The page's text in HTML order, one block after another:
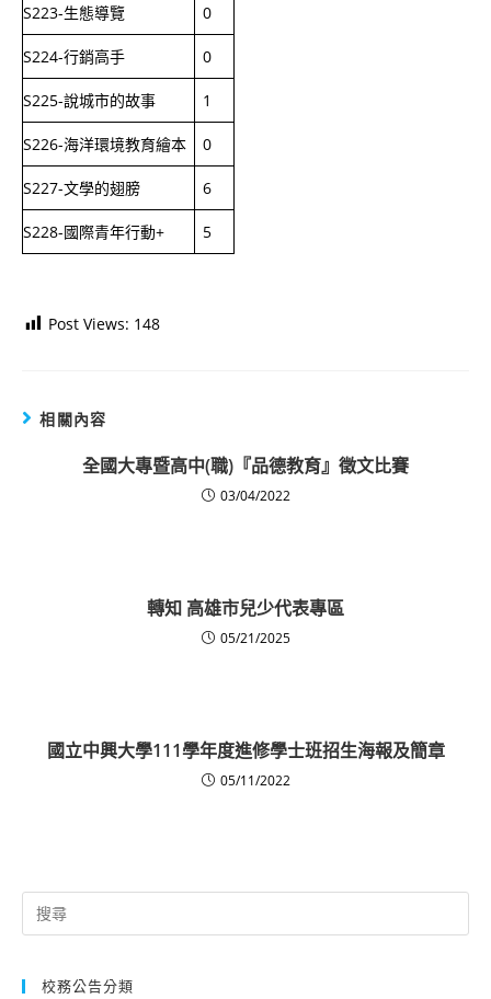
S223-生態導覽 0
S224-行銷高手 0
S225-說城市的故事 1
S226-海洋環境教育繪本 0
S227-文學的翅膀 6
S228-國際青年行動+ 5
Post Views: 148
相關內容
全國大專暨高中(職)『品德教育』徵文比賽
03/04/2022
轉知 高雄市兒少代表專區
05/21/2025
國立中興大學111學年度進修學士班招生海報及簡章
05/11/2022
Search
for:
校務公告分類